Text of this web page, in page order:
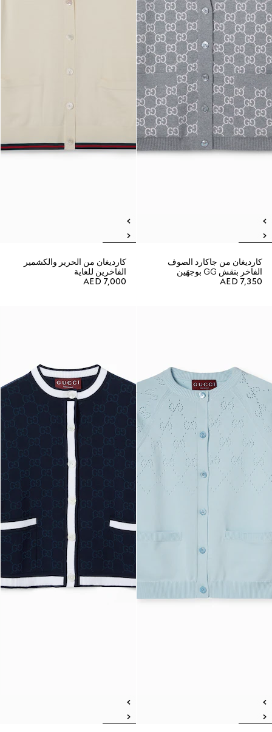
كارديغان من جاكارد الصوف
الفاخر بنقش GG بوجهَين
AED 7,350
كارديغان من الحرير والكشمير
الفاخرين للغاية
AED 7,000